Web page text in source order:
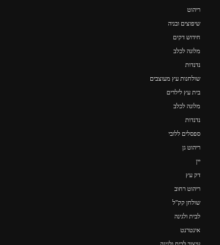
ריהוט
שיפוצים ובניה
חידוש דקים
מלונה לכלב
נדנדות
שולחנות עץ מעוצבים
בית עץ לילדים
מלונה לכלב
נדנדות
ספסלים ללובי
ריהוט גן
יין
דק עץ
ריהוט רחוב
שולחן קק"ל
לבית ולגינה
אינטרנט